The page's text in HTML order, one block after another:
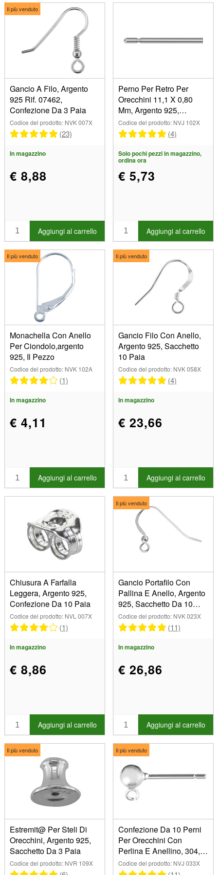
10,00 mm (4)
11,00 mm (5)
12,00 mm (3)
13,00 mm (1)
15,80 mm (1)
16,00 mm (1)
16.40mm (1)
17,00 mm (4)
18,00 mm (1)
20,00 mm (5)
21,70 mm (1)
46,00 mm (1)
63,50 mm (1)
Il più venduto
Gancio A Filo, Argento
925 Rif. 07462,
Confezione Da 3 Paia
Codice del prodotto: NVK 007X
(23)
In magazzino
€ 8,88
Aggiungi al carrello
Perno Per Retro Per
Orecchini 11,1 X 0,80
Mm, Argento 925,
Sacchetto 10 Paia 100%
Argento Riciclato
Codice del prodotto: NVJ 102X
(4)
Solo pochi pezzi in magazzino,
ordina ora
€ 5,73
Aggiungi al carrello
Il più venduto
Monachella Con Anello
Per Ciondolo,argento
925, Il Pezzo
Codice del prodotto: NVK 102A
(1)
In magazzino
€ 4,11
Aggiungi al carrello
Il più venduto
Gancio Filo Con Anello,
Argento 925, Sacchetto
10 Paia
Codice del prodotto: NVK 058X
(4)
In magazzino
€ 23,66
Aggiungi al carrello
Chiusura A Farfalla
Leggera, Argento 925,
Confezione Da 10 Paia
Codice del prodotto: NVL 007X
(1)
In magazzino
€ 8,86
Aggiungi al carrello
Il più venduto
Gancio Portafilo Con
Pallina E Anello, Argento
925, Sacchetto Da 10
Paia
Codice del prodotto: NVK 023X
(11)
In magazzino
€ 26,86
Aggiungi al carrello
Il più venduto
Estremit@ Per Steli Di
Orecchini, Argento 925,
Sacchetto Da 3 Paia
Codice del prodotto: NVR 109X
Il più venduto
Confezione Da 10 Perni
Per Orecchini Con
Perlina E Anellino, 304, 3
Mm, Argento 925
Codice del prodotto: NVJ 033X